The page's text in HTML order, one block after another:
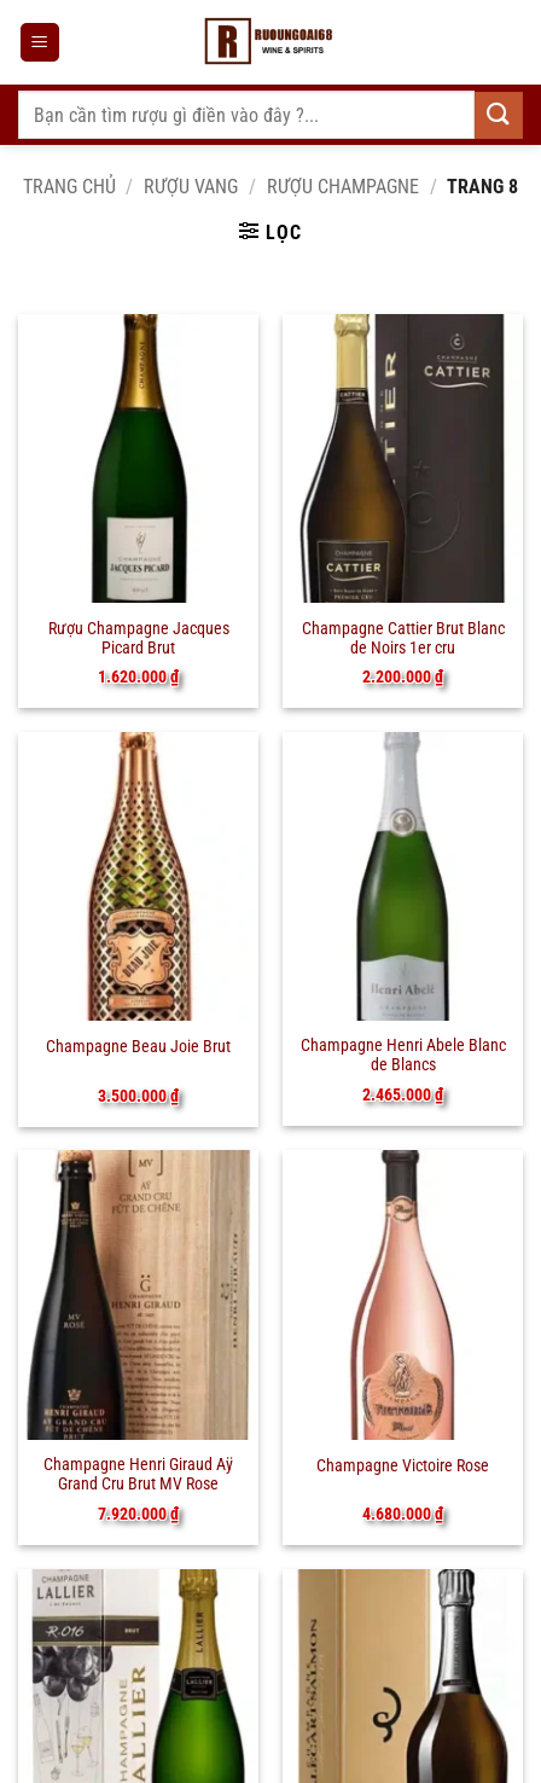
dung
Tìm
kiếm:
TRANG CHỦ / RƯỢU VANG / RƯỢU CHAMPAGNE / TRANG 8
LỌC
Rượu Champagne Jacques
Picard Brut
1.620.000₫
Champagne Cattier Brut Blanc
de Noirs 1er cru
2.200.000₫
Champagne Beau Joie Brut
3.500.000₫
Champagne Henri Abele Blanc
de Blancs
2.465.000₫
Champagne Henri Giraud Aÿ
Grand Cru Brut MV Rose
7.920.000₫
Champagne Victoire Rose
4.680.000₫